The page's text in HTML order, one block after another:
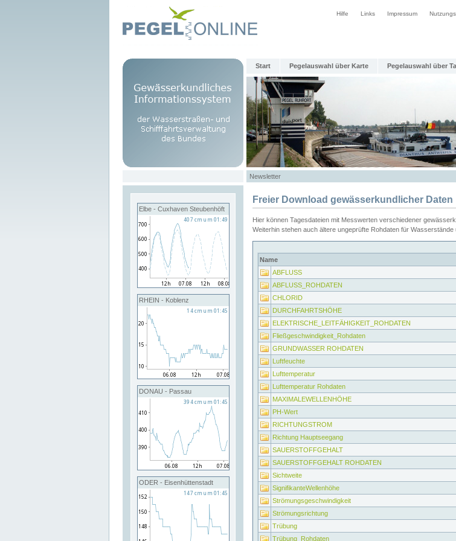
Hilfe Links Impressum
Start Pegelauswahl über Karte Pegelauswahl über
Newsletter
Elbe - Cuxhaven Steubenhöft
RHEIN - Koblenz
DONAU - Passau
ODER - Eisenhüttenstadt
Freier Download gewässerkundlicher Daten
Hier können Tagesdateien mit Messwerten verschiedener
Weiterhin stehen auch ältere ungeprüfte Rohdaten für Wasserstände
Name
ABFLUSS
ABFLUSS_ROHDATEN
CHLORID
DURCHFAHRTSHÖHE
ELEKTRISCHE_LEITFÄHIGKEIT_ROHDATEN
Fließgeschwindigkeit_Rohdaten
GRUNDWASSER ROHDATEN
Luftfeuchte
Lufttemperatur
Lufttemperatur Rohdaten
MAXIMALEWELLENHÖHE
PH-Wert
RICHTUNGSTROM
Richtung Hauptseegang
SAUERSTOFFGEHALT
SAUERSTOFFGEHALT ROHDATEN
Sichtweite
SignifikanteWellenhöhe
Strömungsgeschwindigkeit
Strömungsrichtung
Trübung
Trübung_Rohdaten